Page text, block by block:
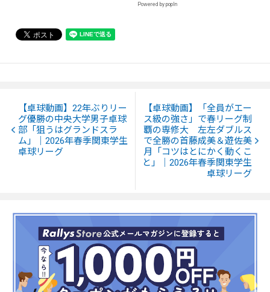
Powered by popIn
【卓球動画】22年ぶりリー
グ優勝の中央大学男子卓球
部「狙うはグランドスラ
ム」｜2026年春季関東学生
卓球リーグ
【卓球動画】「全員がエー
ス級の強さ」で春リーグ制
覇の専修大 左左ダブルス
で全勝の首藤成美＆遊佐美
月「コツはとにかく動くこ
と」｜2026年春季関東学生
卓球リーグ